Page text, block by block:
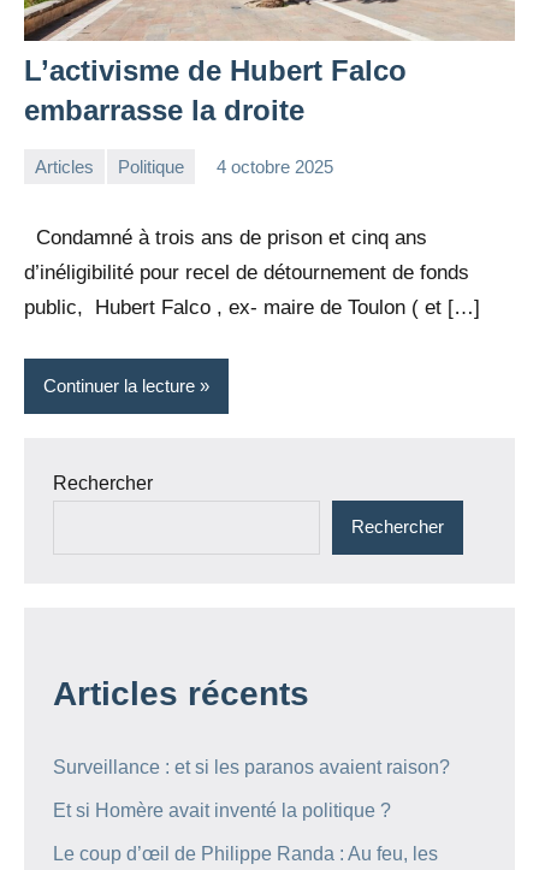
L’activisme de Hubert Falco
embarrasse la droite
Articles Politique 4 octobre 2025
Condamné à trois ans de prison et cinq ans
d’inéligibilité pour recel de détournement de fonds
public, Hubert Falco , ex- maire de Toulon ( et […]
Continuer la lecture
Rechercher
Rechercher
Articles récents
Surveillance : et si les paranos avaient raison?
Et si Homère avait inventé la politique ?
Le coup d’œil de Philippe Randa : Au feu, les